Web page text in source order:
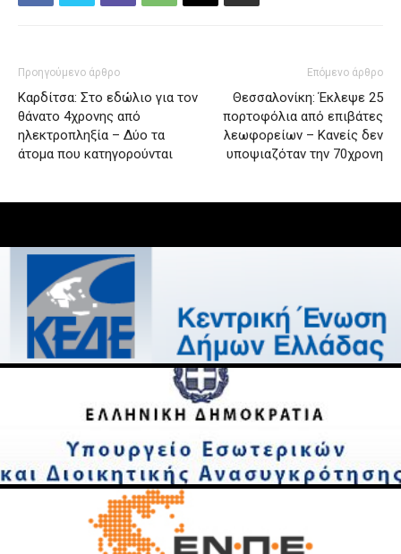
Προηγούμενο άρθρο
Καρδίτσα: Στο εδώλιο για τον
θάνατο 4χρονης από
ηλεκτροπληξία – Δύο τα
άτομα που κατηγορούνται
Επόμενο άρθρο
Θεσσαλονίκη: Έκλεψε 25
πορτοφόλια από επιβάτες
λεωφορείων – Κανείς δεν
υποψιαζόταν την 70χρονη